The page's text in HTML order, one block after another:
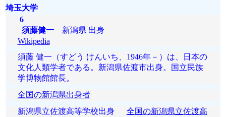
埼玉大学
6
須藤健一新潟県 出身
Wikipedia
須藤 健一（すどう けんいち、1946年－）は、日本の
文化人類学者である。新潟県佐渡市出身。国立民族
学博物館館長。
全国の新潟県出身者
新潟県立佐渡高等学校出身 全国の新潟県立佐渡高